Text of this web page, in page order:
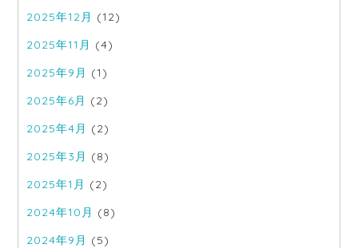
2025年12月 (12)
2025年11月 (4)
2025年9月 (1)
2025年6月 (2)
2025年4月 (2)
2025年3月 (8)
2025年1月 (2)
2024年10月 (8)
2024年9月 (5)